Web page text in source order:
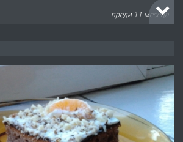
преди 11 месеца
преди 1 година
Работа за общи работници